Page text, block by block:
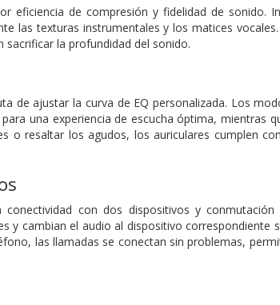
eficiencia de compresión y fidelidad de sonido.
las texturas instrumentales y los matices
sacrificar la profundidad del sonido.
de ajustar la curva de EQ personalizada. Los
una experiencia de escucha óptima, mientras
o resaltar los agudos, los auriculares cumplen
con dos dispositivos y
y cambian el audio al dispositivo correspondiente
las llamadas se conectan sin problemas,